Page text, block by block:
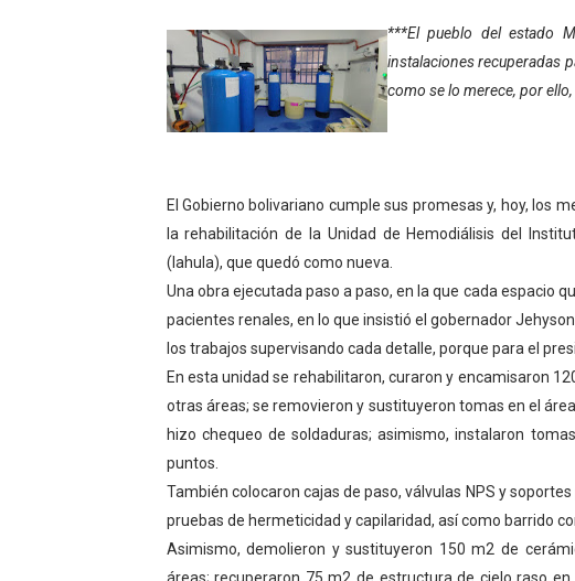
Niños merideños potencian su
Fundecem ofrece taller de bordado
Gobierno bolivariano avanza en la
Hospital universitario muestra sus
Instituto Nacional de Nutrición
Gobernación de Mérida fortalece el
Corposalud inició talleres para
Fortalecen formación académica
Fortaleciendo la economía
Campo Elías consolida plan de
Fundecem inició con éxito el taller
***El pueblo del estado
instalaciones recuperadas
como se lo merece, por
El Gobierno bolivariano cumple sus promesas y, hoy, los
la rehabilitación de la Unidad de Hemodiálisis del
(Iahula), que quedó como nueva.
Una obra ejecutada paso a paso, en la que cada espacio
pacientes renales, en lo que insistió el gobernador
los trabajos supervisando cada detalle, porque para el
En esta unidad se rehabilitaron, curaron y encamisaron
otras áreas; se removieron y sustituyeron tomas en el
hizo chequeo de soldaduras; asimismo, instalaron
puntos.
También colocaron cajas de paso, válvulas NPS y
pruebas de hermeticidad y capilaridad, así como barrido
Asimismo, demolieron y sustituyeron 150 m2 de